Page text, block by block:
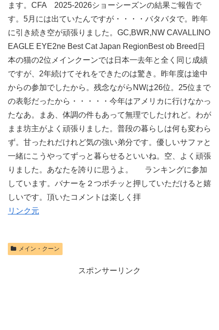
ます。CFA 2025-2026ショーシーズンの結果ご報告で
す。5月には出ていたんですが・・・・バタバタで。昨年
に引き続き空が頑張りました。GC,BWR,NW CAVALLINO
EAGLE EYE2ne Best Cat Japan RegionBest ob Breed日
本の猫の2位メインクーンでは日本一去年と全く同じ成績
ですが、2年続けてそれをできたのは驚き。昨年度は途中
からの参加でしたから。残念ながらNWは26位。25位まで
の表彰だったから・・・・・今年はアメリカに行けなかっ
たなあ。まあ、体調の件もあって無理でしたけれど。わが
まま坊主がよく頑張りました。普段の暮らしは何も変わら
ず。甘ったれだけれど気の強い弟分です。優しいサファと
一緒にこうやってずっと暮らせるといいね。空、よく頑張
りました。あなたを誇りに思うよ。 ランキングに参加
しています。バナーを２つポチッと押していただけると嬉
しいです。頂いたコメントは楽しく拝
リンク元
メイン・クーン
スポンサーリンク